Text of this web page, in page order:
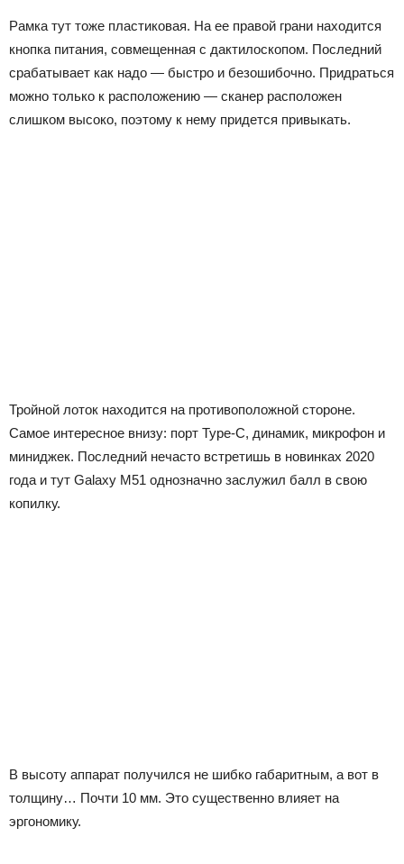
Рамка тут тоже пластиковая. На ее правой грани находится
кнопка питания, совмещенная с дактилоскопом. Последний
срабатывает как надо — быстро и безошибочно. Придраться
можно только к расположению — сканер расположен
слишком высоко, поэтому к нему придется привыкать.
Тройной лоток находится на противоположной стороне.
Самое интересное внизу: порт Type-C, динамик, микрофон и
миниджек. Последний нечасто встретишь в новинках 2020
года и тут Galaxy M51 однозначно заслужил балл в свою
копилку.
В высоту аппарат получился не шибко габаритным, а вот в
толщину… Почти 10 мм. Это существенно влияет на
эргономику.